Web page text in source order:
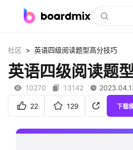
社区资源
下载
会员
社区 > 英语四级阅读题型高分技巧
英语四级阅读题
10270 13142
22 129 下载